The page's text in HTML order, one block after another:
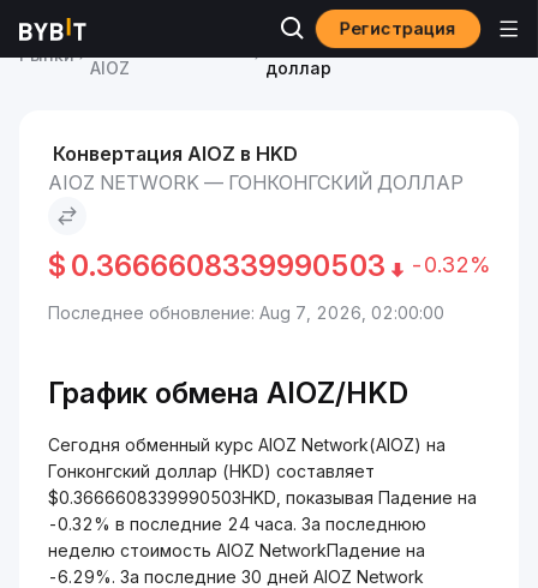
Регистрация
Рынки
AIOZ
AIOZ Network to Гонконгский
доллар
Конвертация AIOZ в HKD
AIOZ NETWORK — ГОНКОНГСКИЙ ДОЛЛАР
$ 0.3666608339990503 -0.32%
Последнее обновление: Aug 7, 2026, 02:00:00
График обмена AIOZ/HKD
Сегодня обменный курс AIOZ Network(AIOZ) на
Гонконгский доллар (HKD) составляет
$0.3666608339990503HKD, показывая Падение на
-0.32% в последние 24 часа. За последнюю
неделю стоимость AIOZ NetworkПадение на
-6.29%. За последние 30 дней AIOZ Network